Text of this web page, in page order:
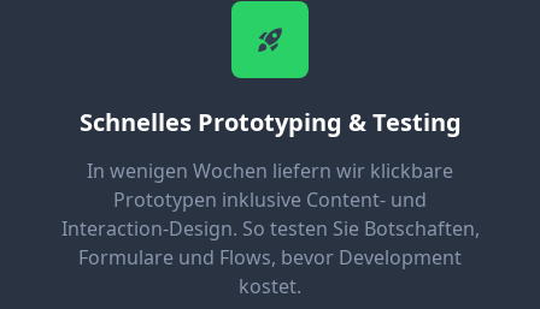
Schnelles Prototyping & Testing
In wenigen Wochen liefern wir klickbare
Prototypen inklusive Content- und
Interaction-Design. So testen Sie Botschaften,
Formulare und Flows, bevor Development
kostet.